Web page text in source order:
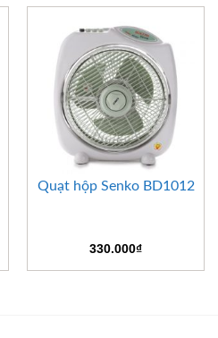
Quạt hộp Senko BD1012
330.000₫